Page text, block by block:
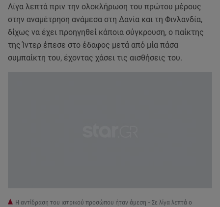
Λίγα λεπτά πριν την ολοκλήρωση του πρώτου μέρους
στην αναμέτρηση ανάμεσα στη Δανία και τη Φινλανδία,
δίχως να έχει προηγηθεί κάποια σύγκρουση, ο παίκτης
της Ίντερ έπεσε στο έδαφος μετά από μία πάσα
συμπαίκτη του, έχοντας χάσει τις αισθήσεις του.
Η αντίδραση του ιατρικού προσώπου ήταν άμεση - Σε λίγα λεπτά ο